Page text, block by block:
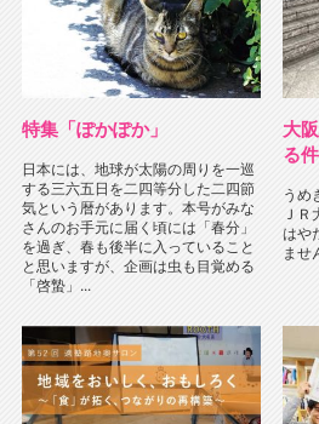
特集「ぽかぽか」
日本には、地球が太陽の周りを一巡
する三六五日を二四等分した二四節
気という暦があります。本号がみな
さんのお手元に届く頃には「春分」
を過ぎ、春も後半に入っていること
と思いますが、企画は虫も目覚める
「啓蟄」...
大
る
うめ
Ｊ
はや
ませ